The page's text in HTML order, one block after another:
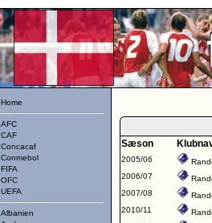
Home
AFC
CAF
Concacaf
Conmebol
FIFA
OFC
UEFA
Albanien
Sæson
2005/06
2006/07
2007/08
2010/11